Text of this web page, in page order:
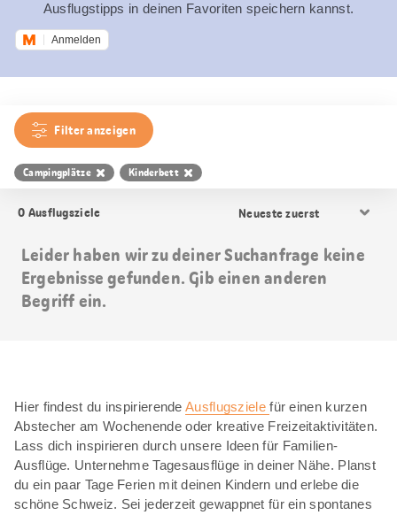
Ausflugstipps in deinen Favoriten speichern kannst.
Anmelden
Filter anzeigen
Campingplätze Kinderbett
0 Ausflugsziele
Sortierung
Leider haben wir zu deiner Suchanfrage keine
Ergebnisse gefunden. Gib einen anderen
Begriff ein.
Hier findest du inspirierendeAusflugszielefür einen kurzen
Abstecher am Wochenende oder kreative Freizeitaktivitäten.
Lass dich inspirieren durch unsere Ideen für Familien-
Ausflüge. Unternehme Tagesausflüge in deiner Nähe. Planst
du ein paar Tage Ferien mit deinen Kindern und erlebe die
schöne Schweiz. Sei jederzeit gewappnet für ein spontanes